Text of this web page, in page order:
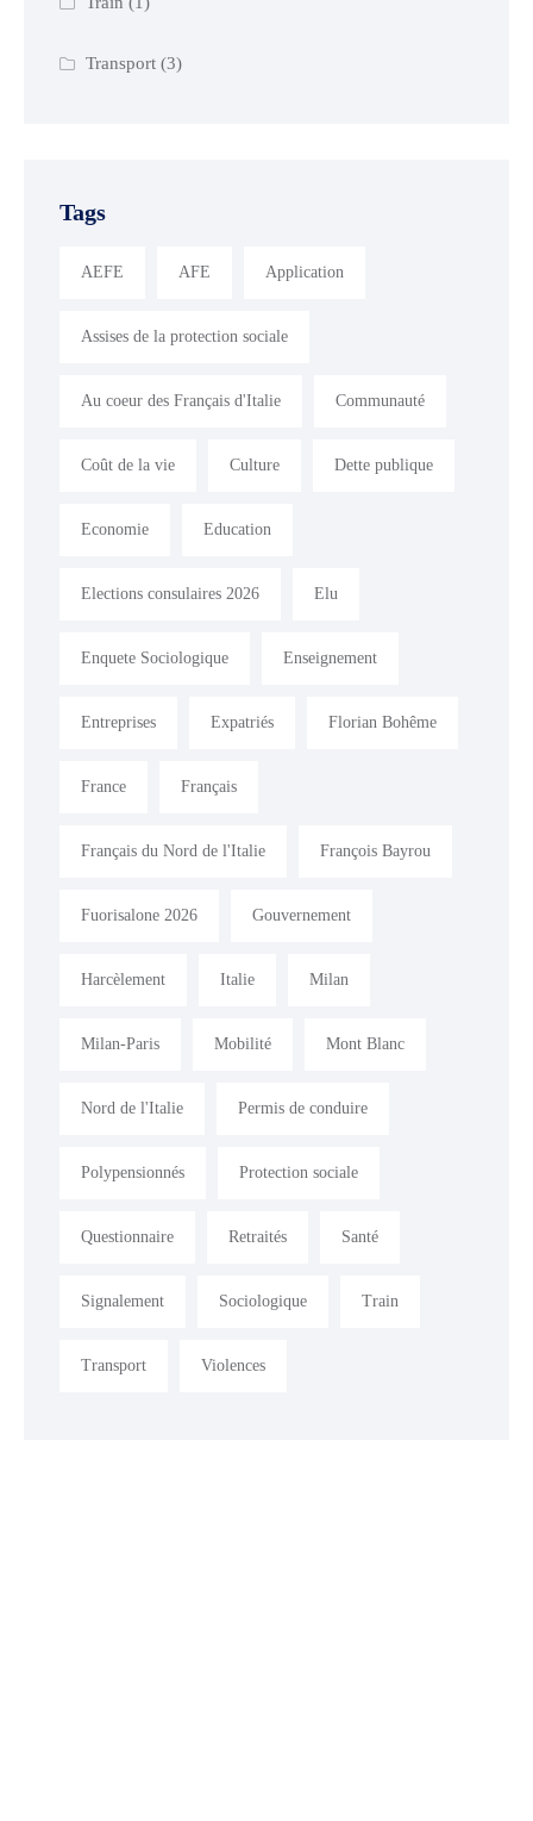
Transport(3)
Tags
AEFE AFE Application
Assises de la protection sociale
Au coeur des Français d'Italie Communauté
Coût de la vie Culture Dette publique
Economie Education
Elections consulaires 2026 Elu
Enquete Sociologique Enseignement
Entreprises Expatriés Florian Bohême
France Français
Français du Nord de l'Italie François Bayrou
Fuorisalone 2026 Gouvernement
Harcèlement Italie Milan
Milan-Paris Mobilité Mont Blanc
Nord de l'Italie Permis de conduire
Polypensionnés Protection sociale
Questionnaire Retraités Santé
Signalement Sociologique Train
Transport Violences